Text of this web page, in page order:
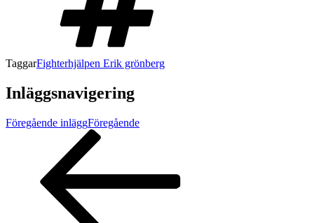
TaggarFighterhjälpen Erik grönberg
Inläggsnavigering
Föregående inläggFöregående